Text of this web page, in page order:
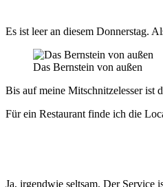
Es ist leer an diesem Donnerstag.
Das Bernstein von außen
Bis auf meine Mitschnitzelesser ist
Für ein Restaurant finde ich die
Ja, irgendwie seltsam. Der Service